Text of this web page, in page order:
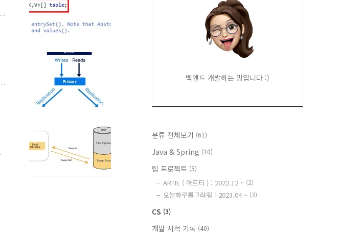
백엔드 개발하는 밍입니다 :)
분류 전체보기 (61)
Java & Spring (10)
팀 프로젝트 (5)
ARTIE ( 아르티 ) : 2022.12 ~ (2)
오늘하루를그려줘 : 2023.04 ~ (3)
CS (3)
개발 서적 기록 (40)